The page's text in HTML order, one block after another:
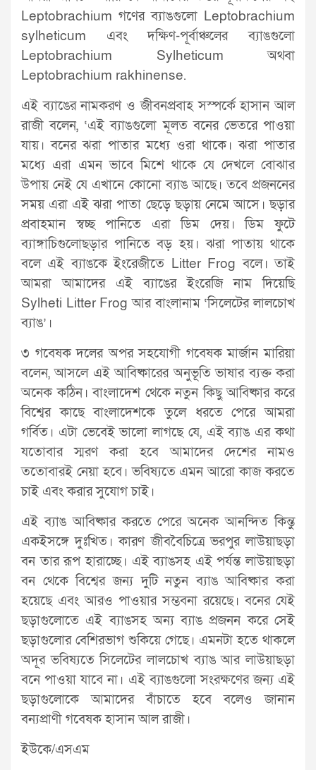
Leptobrachium গণের ব্যাঙগুলো Leptobrachium
sylheticum এবং দক্ষিণ-পূর্বাঞ্চলের ব্যাঙগুলো
Leptobrachium Sylheticum অথবা
Leptobrachium rakhinense.
এই ব্যাঙের নামকরণ ও জীবনপ্রবাহ সস্পর্কে হাসান আল
রাজী বলেন, ‘এই ব্যাঙগুলো মূলত বনের ভেতরে পাওয়া
যায়। বনের ঝরা পাতার মধ্যে ওরা থাকে। ঝরা পাতার
মধ্যে এরা এমন ভাবে মিশে থাকে যে দেখলে বোঝার
উপায় নেই যে এখানে কোনো ব্যাঙ আছে। তবে প্রজননের
সময় এরা এই ঝরা পাতা ছেড়ে ছড়ায় নেমে আসে। ছড়ার
প্রবাহমান স্বচ্ছ পানিতে এরা ডিম দেয়। ডিম ফুটে
ব্যাঙ্গাচিগুলোছড়ার পানিতে বড় হয়। ঝরা পাতায় থাকে
বলে এই ব্যাঙকে ইংরেজীতে Litter Frog বলে। তাই
আমরা আমাদের এই ব্যাঙের ইংরেজি নাম দিয়েছি
Sylheti Litter Frog আর বাংলানাম ‘সিলেটের লালচোখ
ব্যাঙ’।
৩ গবেষক দলের অপর সহযোগী গবেষক মার্জান মারিয়া
বলেন, আসলে এই আবিষ্কারের অনুভূতি ভাষার ব্যক্ত করা
অনেক কঠিন। বাংলাদেশ থেকে নতুন কিছু আবিষ্কার করে
বিশ্বের কাছে বাংলাদেশকে তুলে ধরতে পেরে আমরা
গর্বিত। এটা ভেবেই ভালো লাগছে যে, এই ব্যাঙ এর কথা
যতোবার স্মরণ করা হবে আমাদের দেশের নামও
ততোবারই নেয়া হবে। ভবিষ্যতে এমন আরো কাজ করতে
চাই এবং করার সুযোগ চাই।
এই ব্যাঙ আবিষ্কার করতে পেরে অনেক আনন্দিত কিন্তু
একইসঙ্গে দুঃখিত। কারণ জীববৈচিত্রে ভরপুর লাউয়াছড়া
বন তার রূপ হারাচ্ছে। এই ব্যাঙসহ এই পর্যন্ত লাউয়াছড়া
বন থেকে বিশ্বের জন্য দুটি নতুন ব্যাঙ আবিষ্কার করা
হয়েছে এবং আরও পাওয়ার সম্ভবনা রয়েছে। বনের যেই
ছড়াগুলোতে এই ব্যাঙসহ অন্য ব্যাঙ প্রজনন করে সেই
ছড়াগুলোর বেশিরভাগ শুকিয়ে গেছে। এমনটা হতে থাকলে
অদূর ভবিষ্যতে সিলেটের লালচোখ ব্যাঙ আর লাউয়াছড়া
বনে পাওয়া যাবে না। এই ব্যাঙগুলো সংরক্ষণের জন্য এই
ছড়াগুলোকে আমাদের বাঁচাতে হবে বলেও জানান
বন্যপ্রাণী গবেষক হাসান আল রাজী।
ইউকে/এসএম